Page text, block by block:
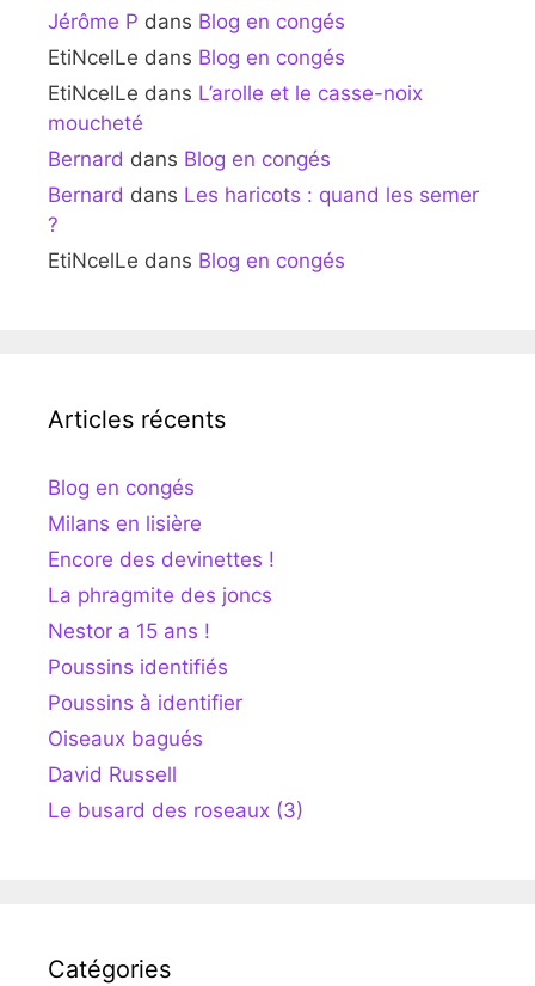
Jérôme P dans Blog en congés
EtiNcelLe dans Blog en congés
EtiNcelLe dans L’arolle et le casse-noix
moucheté
Bernard dans Blog en congés
Bernard dans Les haricots : quand les semer
?
EtiNcelLe dans Blog en congés
Articles récents
Blog en congés
Milans en lisière
Encore des devinettes !
La phragmite des joncs
Nestor a 15 ans !
Poussins identifiés
Poussins à identifier
Oiseaux bagués
David Russell
Le busard des roseaux (3)
Catégories